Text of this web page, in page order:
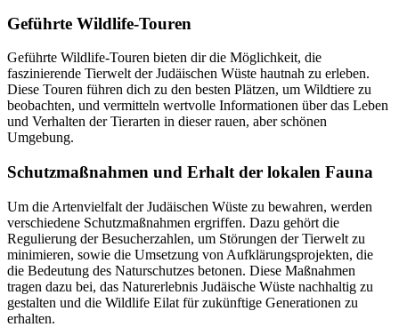
Geführte Wildlife-Touren
Geführte Wildlife-Touren bieten dir die Möglichkeit, die
faszinierende Tierwelt der Judäischen Wüste hautnah zu erleben.
Diese Touren führen dich zu den besten Plätzen, um Wildtiere zu
beobachten, und vermitteln wertvolle Informationen über das Leben
und Verhalten der Tierarten in dieser rauen, aber schönen
Umgebung.
Schutzmaßnahmen und Erhalt der lokalen Fauna
Um die Artenvielfalt der Judäischen Wüste zu bewahren, werden
verschiedene Schutzmaßnahmen ergriffen. Dazu gehört die
Regulierung der Besucherzahlen, um Störungen der Tierwelt zu
minimieren, sowie die Umsetzung von Aufklärungsprojekten, die
die Bedeutung des Naturschutzes betonen. Diese Maßnahmen
tragen dazu bei, das Naturerlebnis Judäische Wüste nachhaltig zu
gestalten und die Wildlife Eilat für zukünftige Generationen zu
erhalten.